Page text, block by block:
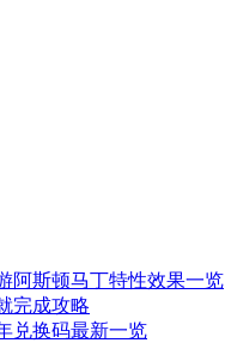
阿斯顿马丁特性效果一览
完成攻略
兑换码最新一览